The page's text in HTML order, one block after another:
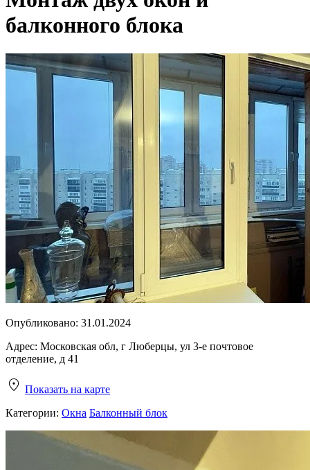
балконного блока
Опубликовано: 31.01.2024
Адрес: Московская обл, г Люберцы, ул 3-е почтовое
отделение, д 41
Показать на карте
Категории: Окна Балконный блок